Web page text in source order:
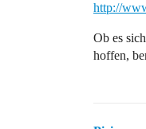
http://
Ob es
hoffen,